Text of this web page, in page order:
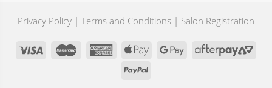
Privacy Policy | Terms and Conditions | Salon Registration